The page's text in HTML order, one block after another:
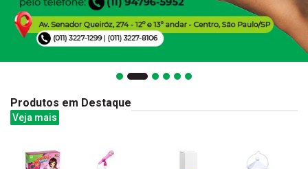
Produtos em Destaque
Veja mais